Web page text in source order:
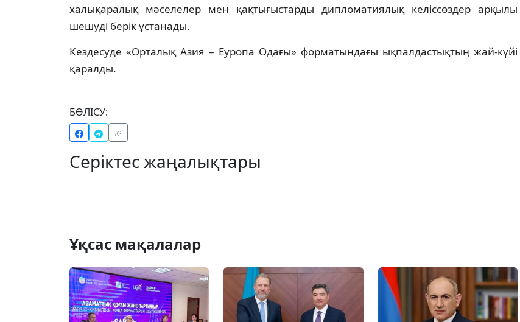
халықаралық мәселелер мен қақтығыстарды дипломатиялық келіссөздер арқылы
шешуді берік ұстанады.
Кездесуде «Орталық Азия – Еуропа Одағы» форматындағы ықпалдастықтың жай-күйі
қаралды.
БӨЛІСУ:
Серіктес жаңалықтары
Ұқсас мақалалар